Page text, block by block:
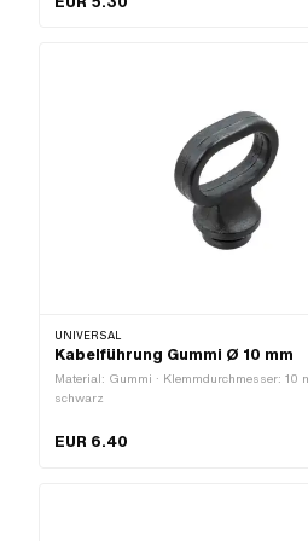
UNIVERSAL
Kabelführung Gummi Ø 10 mm
Material: Gummi · Klemmdurchmesser: 10
schwarz
EUR 6.40